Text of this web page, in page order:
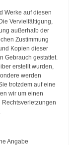
Werke auf diesen
Vervielfältigung,
außerhalb der
Zustimmung
Kopien dieser
Gebrauch gestattet.
erstellt wurden,
werden
trotzdem auf eine
wir um einen
Angabe